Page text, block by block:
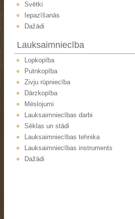
Svētki
Iepazīšanās
Dažādi
Lauksaimniecība
Lopkopība
Putnkopība
Zivju rūpniecība
Dārzkopība
Mēslojumi
Lauksaimniecības darbi
Sēklas un stādi
Lauksaimniecības tehnika
Lauksaimniecības instruments
Dažādi